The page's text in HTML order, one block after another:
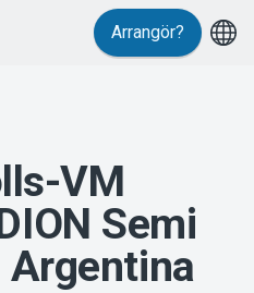
Arrangör?
VM
Semi
Argentina